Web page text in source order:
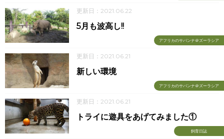
更新日：2021.06.22
アフリカのサバンナ＠ズーラシア
5月も波高し!!
更新日：2021.06.21
アフリカのサバンナ＠ズーラシア
新しい環境
更新日：2021.06.21
飼育日誌
トライに遊具をあげてみました①